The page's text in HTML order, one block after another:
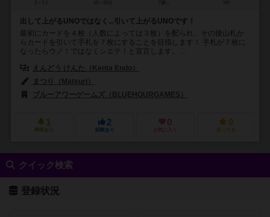
出して上がるUNOではなく...引いて上がるUNOです！
最初にカードを４枚（人数によっては３枚）を配られ、その後山札か
らカードを引いて手札を７枚にすることを目指します！ 手札が７枚に
なったらウノ！ではなくシエテ！と宣言します。 ...
えんどう けんた（Kenta Endo）
まつり（Matsuri）
ブルーアワーゲームズ（BLUEHOURGAMES）
1
興味あり
2
経験あり
0
お気に入り
0
持ってる
クイック検索
登録状況